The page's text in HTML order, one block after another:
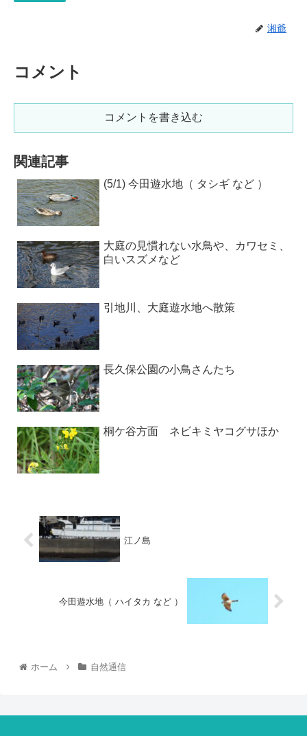
湘爺
コメント
コメントを書き込む
関連記事
(5/1) 今田遊水地（ タシギ など ）
大庭の見慣れない水鳥や、カワセミ、
白いスズメなど
引地川、大庭遊水地へ散策
長久保公園の小鳥さんたち
桐ケ谷方面 ネビキミヤコグサほか
江ノ島
今田遊水地（ ハイタカ など ）
ホーム 自然通信